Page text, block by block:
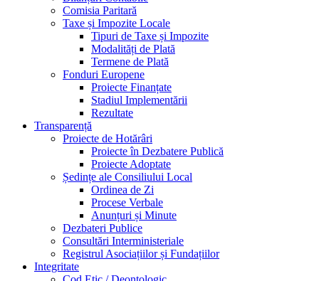
Comisia Paritară
Taxe și Impozite Locale
Tipuri de Taxe și Impozite
Modalități de Plată
Termene de Plată
Fonduri Europene
Proiecte Finanțate
Stadiul Implementării
Rezultate
Transparență
Proiecte de Hotărâri
Proiecte în Dezbatere Publică
Proiecte Adoptate
Ședințe ale Consiliului Local
Ordinea de Zi
Procese Verbale
Anunțuri și Minute
Dezbateri Publice
Consultări Interministeriale
Registrul Asociațiilor și Fundațiilor
Integritate